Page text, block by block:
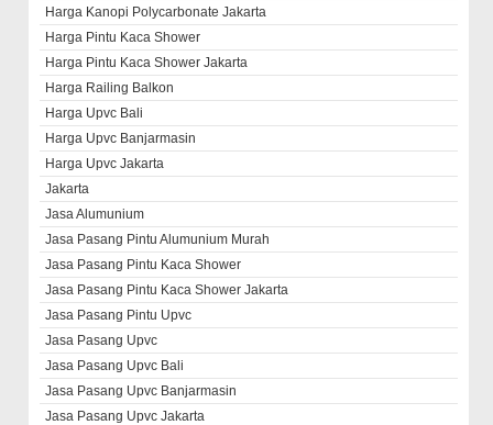
Harga Kanopi Polycarbonate Jakarta
Harga Pintu Kaca Shower
Harga Pintu Kaca Shower Jakarta
Harga Railing Balkon
Harga Upvc Bali
Harga Upvc Banjarmasin
Harga Upvc Jakarta
Jakarta
Jasa Alumunium
Jasa Pasang Pintu Alumunium Murah
Jasa Pasang Pintu Kaca Shower
Jasa Pasang Pintu Kaca Shower Jakarta
Jasa Pasang Pintu Upvc
Jasa Pasang Upvc
Jasa Pasang Upvc Bali
Jasa Pasang Upvc Banjarmasin
Jasa Pasang Upvc Jakarta